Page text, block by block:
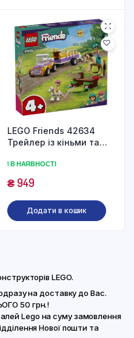
LEGO Friends 42634
Трейлер із кіньми та
1 В НАЯВНОСТІ
₴949
Додати в кошик
LEGO.
на доставку до Вас.
50 грн.!
Lego на суму замовлення
Нової пошти та